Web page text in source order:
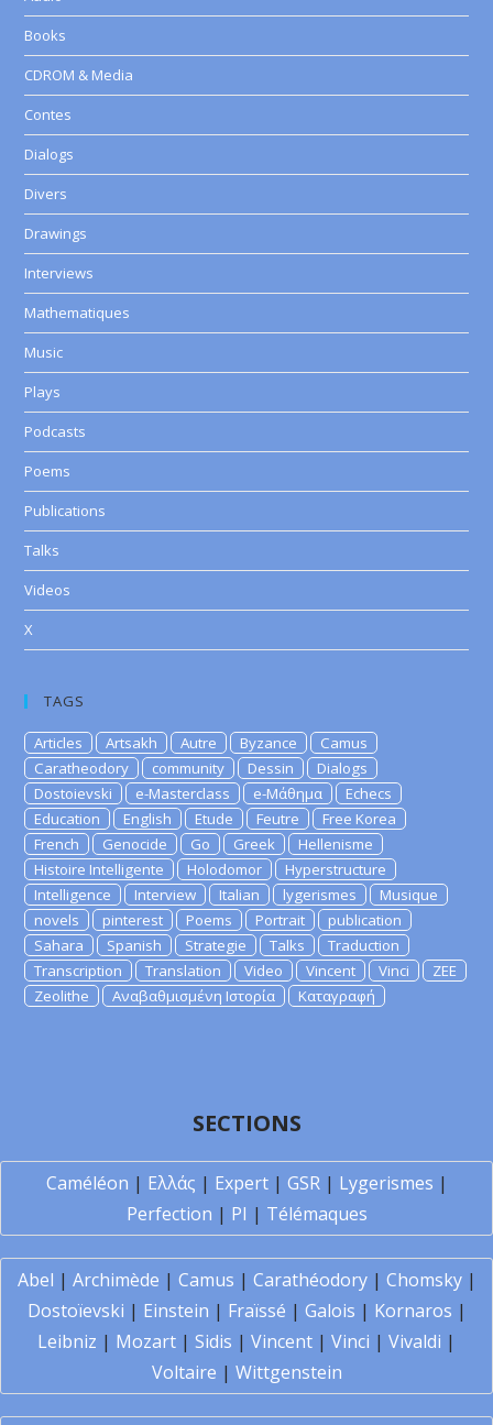
Books
CDROM & Media
Contes
Dialogs
Divers
Drawings
Interviews
Mathematiques
Music
Plays
Podcasts
Poems
Publications
Talks
Videos
X
TAGS
Articles Artsakh Autre Byzance
Camus
Caratheodory
community Dessin
Dialogs
Dostoievski
e-Masterclass e-Μάθημα
Echecs
Education
English Etude Feutre
Free Korea
French
Genocide Go Greek
Hellenisme
Histoire Intelligente
Holodomor
Hyperstructure
Intelligence
Interview Italian lygerismes
Musique
novels
pinterest Poems Portrait
publication
Sahara
Spanish Strategie Talks
Traduction
Transcription
Translation Video Vincent Vinci
ZEE
Zeolithe
Αναβαθμισμένη Ιστορία Καταγραφή
SECTIONS
Caméléon | Ελλάς | Expert| GSR| Lygerismes |
Perfection | PI | Télémaques
Abel | Archimède | Camus | Carathéodory| Chomsky|
Dostoïevski | Einstein | Fraïssé | Galois | Kornaros |
Leibniz | Mozart | Sidis | Vincent | Vinci | Vivaldi |
Voltaire | Wittgenstein